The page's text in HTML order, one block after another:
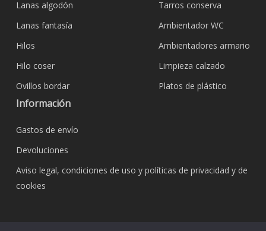
Lanas algodón
Lanas fantasía
Hilos
Hilo coser
Ovillos bordar
Tarros conserva
Ambientador WC
Ambientadores armario
Limpieza calzado
Platos de plástico
Información
Gastos de envío
Devoluciones
Aviso legal, condiciones de uso y políticas de privacidad y de
cookies